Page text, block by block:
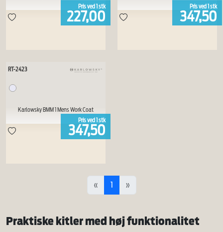
Pris ved 1 stk
227,00
Pris ved 1 stk
347,50
RT-2423
Karlowsky BMM 1 Mens Work Coat
Pris ved 1 stk
347,50
« 1 »
Praktiske kitler med høj funktionalitet